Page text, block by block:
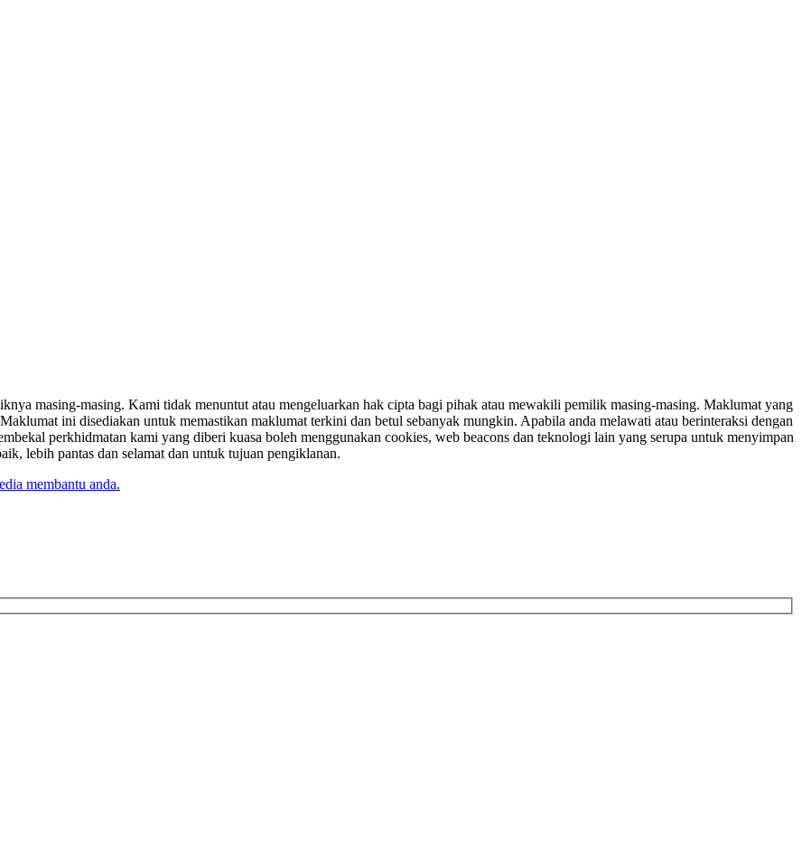
masing-masing. Kami tidak menuntut atau mengeluarkan hak cipta bagi pihak atau mewakili pemilik masing-masing. Maklumat yang
ini disediakan untuk memastikan maklumat terkini dan betul sebanyak mungkin. Apabila anda melawati atau berinteraksi dengan
perkhidmatan kami yang diberi kuasa boleh menggunakan cookies, web beacons dan teknologi lain yang serupa untuk menyimpan
lebih pantas dan selamat dan untuk tujuan pengiklanan.
membantu anda.